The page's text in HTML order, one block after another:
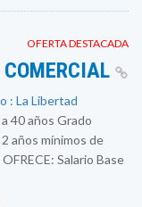
OFERTA DESTACADA
: La Libertad
40 años Grado
años mínimos de
Salario Base